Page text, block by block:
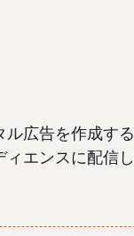
広告を作成す
エンスに配信し